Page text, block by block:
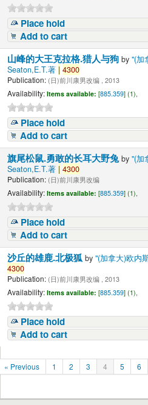
Place hold
Add to cart
山峰的大王克拉格.猎人与狗by"(加
Seaton,E.T.著 | 4300
Publication: (日)前川康男改编 , 2013
Availability: Items available: [885.359] (1),
Place hold
Add to cart
旗尾松鼠.勇敢的长耳大野兔by"(加
Seaton,E.T.著 | 4300
Publication: (日)前川康男改编
Availability: Items available: [885.359] (1),
Place hold
Add to cart
沙丘的雄鹿.北极狐by"(加拿大)欧内
4300
Publication: (日)前川康男改编 , 2013
Availability: Items available: [885.359] (1),
Place hold
Add to cart
« Previous 1 2 3 4 5 6